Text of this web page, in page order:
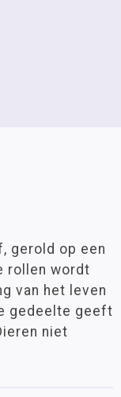
gerold op een
rollen wordt
van het leven
gedeelte geeft
niet